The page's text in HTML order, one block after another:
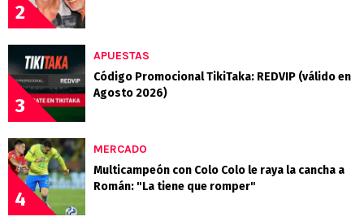
2
3
APUESTAS
Código Promocional TikiTaka: REDVIP (válido en
Agosto 2026)
4
MERCADO
Multicampeón con Colo Colo le raya la cancha a
Román: "La tiene que romper"